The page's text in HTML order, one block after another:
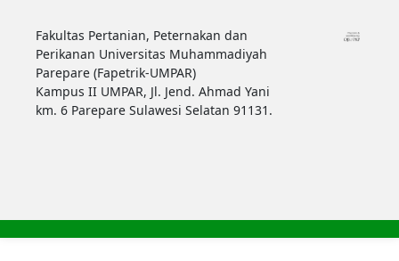
Fakultas Pertanian, Peternakan dan
Perikanan Universitas Muhammadiyah
Parepare (Fapetrik-UMPAR)
Kampus II UMPAR, Jl. Jend. Ahmad Yani
km. 6 Parepare Sulawesi Selatan 91131.